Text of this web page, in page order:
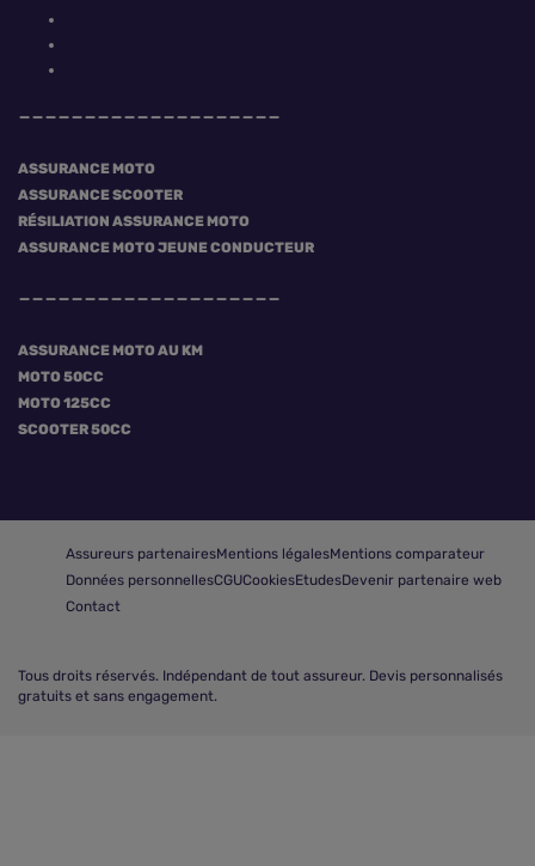
ASSURANCE MOTO
ASSURANCE SCOOTER
RÉSILIATION ASSURANCE MOTO
ASSURANCE MOTO JEUNE CONDUCTEUR
ASSURANCE MOTO AU KM
MOTO 50CC
MOTO 125CC
SCOOTER 50CC
Assureurs partenairesMentions légalesMentions comparateur
Données personnellesCGUCookiesEtudesDevenir partenaire web
Contact
Tous droits réservés. Indépendant de tout assureur. Devis personnalisés
gratuits et sans engagement.